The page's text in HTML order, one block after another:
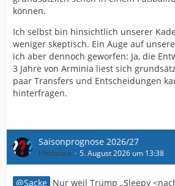
können.
Ich selbst bin hinsichtlich unserer
weniger skeptisch. Ein Auge auf
ich aber dennoch geworfen: Ja, die
3 Jahre von Arminia liest sich
paar Transfers und Entscheidungen
hinterfragen.
Saisonprognose 2026/27
Hitchcock 5. August 2026 um 13:38
Sacke Nur weil Trump „Sleepy